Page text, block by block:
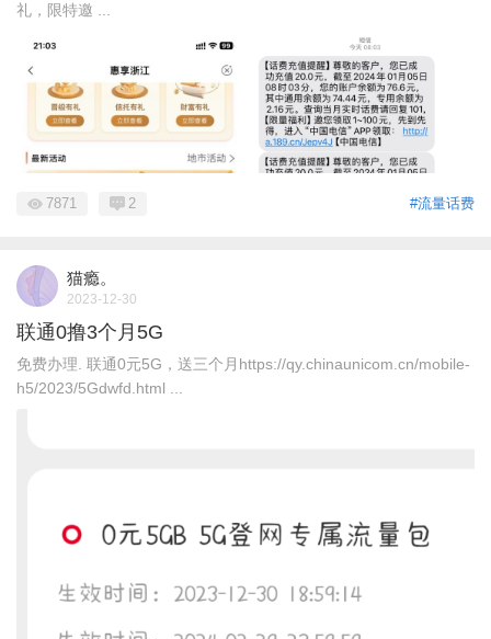
礼，限特邀 ...
#流量话费
7871 2
猫瘾。
2023-12-30
联通0撸3个月5G
免费办理. 联通0元5G，送三个月https://qy.chinaunicom.cn/mobile-
h5/2023/5Gdwfd.html ...